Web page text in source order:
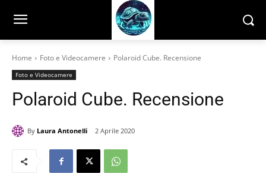
Home Foto e Videocamere Polaroid Cube. Recensione
Foto e Videocamere
Polaroid Cube. Recensione
By Laura Antonelli 2 Aprile 2020